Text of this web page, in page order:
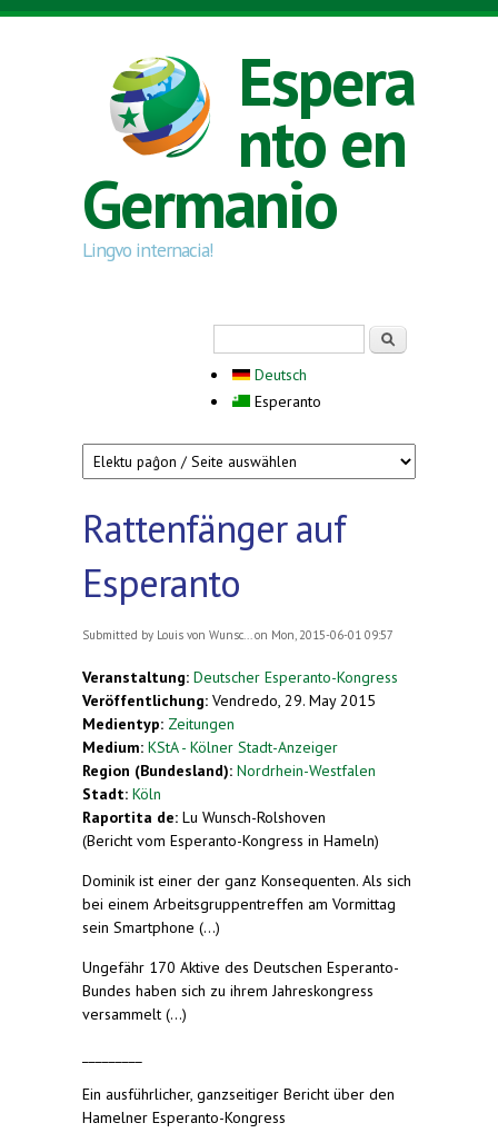
Skip to main content
Espera
nto en
Germanio
Lingvo internacia!
Deutsch
Esperanto
Rattenfänger auf
Esperanto
Submitted by Louis von Wunsc... on Mon, 2015-06-01 09:57
Veranstaltung: Deutscher Esperanto-Kongress
Veröffentlichung: Vendredo, 29. May 2015
Medientyp: Zeitungen
Medium: KStA - Kölner Stadt-Anzeiger
Region (Bundesland): Nordrhein-Westfalen
Stadt: Köln
Raportita de: Lu Wunsch-Rolshoven
(Bericht vom Esperanto-Kongress in Hameln)
Dominik ist einer der ganz Konsequenten. Als sich
bei einem Arbeitsgruppentreffen am Vormittag
sein Smartphone (...)
Ungefähr 170 Aktive des Deutschen Esperanto-
Bundes haben sich zu ihrem Jahreskongress
versammelt (...)
Ein ausführlicher, ganzseitiger Bericht über den
Hamelner Esperanto-Kongress